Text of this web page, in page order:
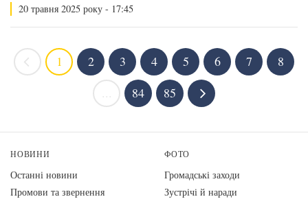
20 травня 2025 року - 17:45
1 2 3 4 5 6 7
8
84 85
НОВИНИ
Останні новини
Промови та звернення
ФОТО
Громадські заходи
Зустрічі й наради